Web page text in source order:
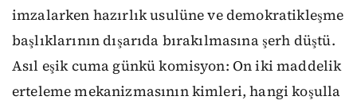
imzalarken hazırlık usulüne ve demokratikleşme
başlıklarının dışarıda bırakılmasına şerh düştü.
Asıl eşik cuma günkü komisyon: On iki maddelik
erteleme mekanizmasının kimleri, hangi koşulla